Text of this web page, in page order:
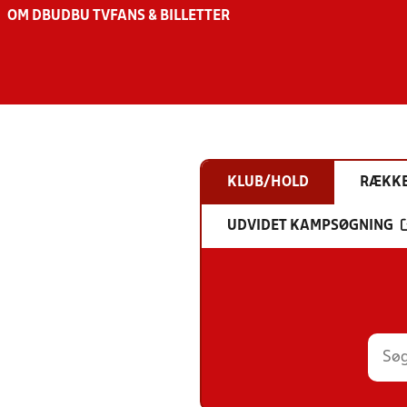
OM DBU DBU TV FANS & BILLETTER
KLUB/HOLD
UDVIDET KAMPSØGNING